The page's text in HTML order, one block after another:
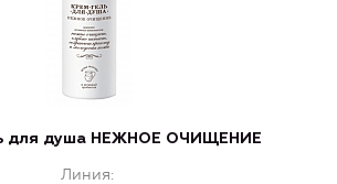
для душа НЕЖНОЕ ОЧИЩЕНИЕ
Линия